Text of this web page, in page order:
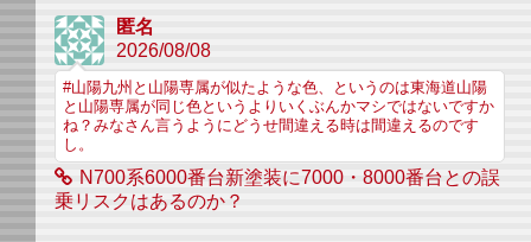
匿名
2026/08/08
#山陽九州と山陽専属が似たような色、というのは東海道山陽
と山陽専属が同じ色というよりいくぶんかマシではないですか
ね？みなさん言うようにどうせ間違える時は間違えるのです
し。
N700系6000番台新塗装に7000・8000番台との誤
乗リスクはあるのか？